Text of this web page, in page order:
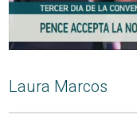
Laura Marcos